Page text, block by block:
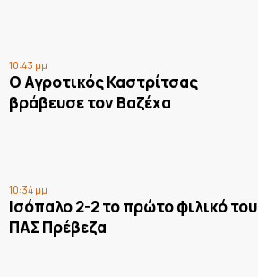
10:43 μμ
Ο Αγροτικός Καστρίτσας
βράβευσε τον Βαζέχα
10:34 μμ
Ισόπαλο 2-2 το πρώτο φιλικό του
ΠΑΣ Πρέβεζα